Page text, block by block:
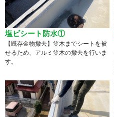
塩ビシート防水①
【既存金物撤去】笠木までシートを被
せるため、アルミ笠木の撤去を行いま
す。